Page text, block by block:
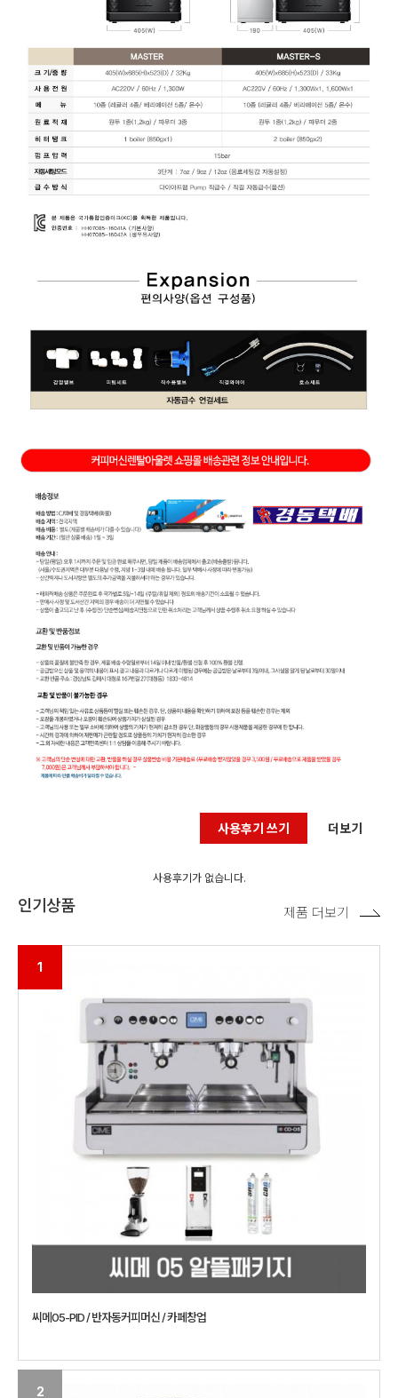
사용후기 쓰기 더보기
사용후기가 없습니다.
인기상품
1
씨메05-PID / 반자동커피머신 / 카페창업
2
제품 더보기